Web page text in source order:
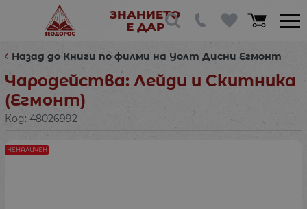
ЗНАНИЕТО
Е ДАР
Назад до Книги по филми на Уолт Дисни Егмонт
Чародейства: Лейди и Скитника
(Егмонт)
Код: 48026992
НЕНАЛИЧЕН